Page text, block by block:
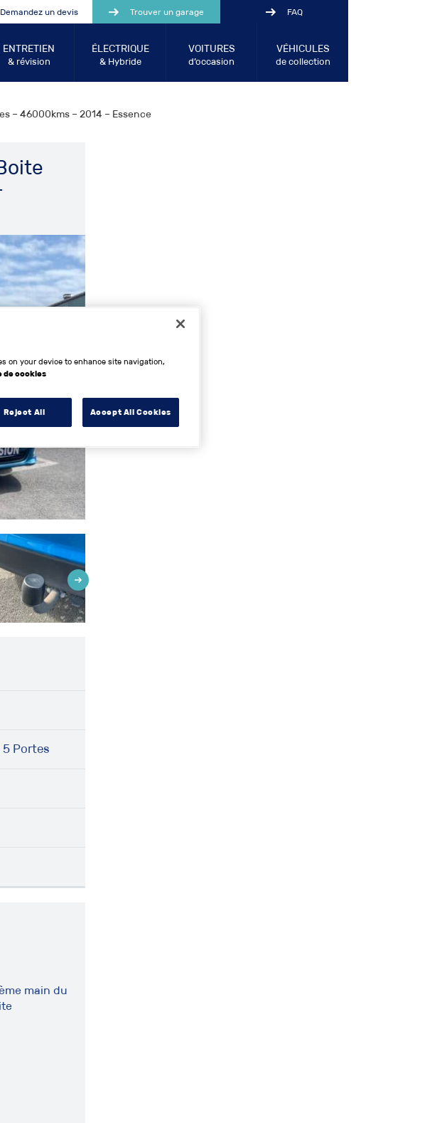
Demandez un devis Trouver un garage FAQ
ENTRETIEN
& révision
ÉLECTRIQUE
& Hybride
VOITURES
d’occasion
VÉHICULES
de collection
– 46000kms – 2014 – Essence
Portes
main du
on your device to enhance site navigation,
de cookies
Reject All Accept All Cookies